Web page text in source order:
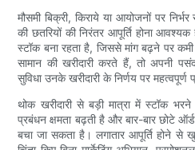
मौसमी बिक्री, किराये या आयोजनों पर
की छतरियों की निरंतर आपूर्ति होना
स्टॉक बना रहता है, जिससे मांग बढ़ने पर
सामान की खरीदारी करते हैं, तो अपनी
सुविधा उनके खरीदारी के निर्णय पर महत्वपूर्ण
थोक खरीदारी से बड़ी मात्रा में स्टॉक
प्रबंधन क्षमता बढ़ती है और बार-बार छोटे
बचा जा सकता है। लगातार आपूर्ति होने से